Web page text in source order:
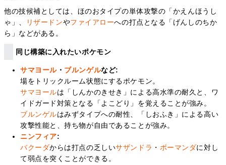
他の技候補としては、ほのおタイプの単体攻撃の「かえんほうし
ゃ」、
リザードンやファイアローへの打点となる「げんしのちか
ら」などがある。
同じ構築に入れたいポケモン
サマヨール・ ブルンゲルなど:
場をトリックルーム状態にするポケモン。
サマヨールは「しんかのきせき」による高水準の耐久と、ワ
イドガード対策となる「よこどり」を覚えることが強み。
ブルンゲルはみずタイプへの耐性、「しおふき」による高い
攻撃性能と、持ち物が自由であることが強み。
ニンフィア:
バクーダからは打点の乏しいサザンドラ ・ ボーマンダに対し
て弱点を突くことができる。